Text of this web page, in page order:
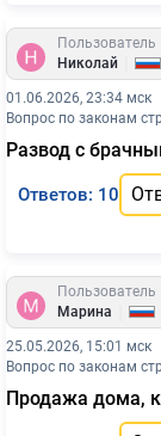
Пользователь
Николай
01.06.2026, 23:34 мск
Вопрос по законам
Развод с
Ответов: 10
Пользователь
Марина
25.05.2026, 15:01 мск
Вопрос по законам
Продажа дома,